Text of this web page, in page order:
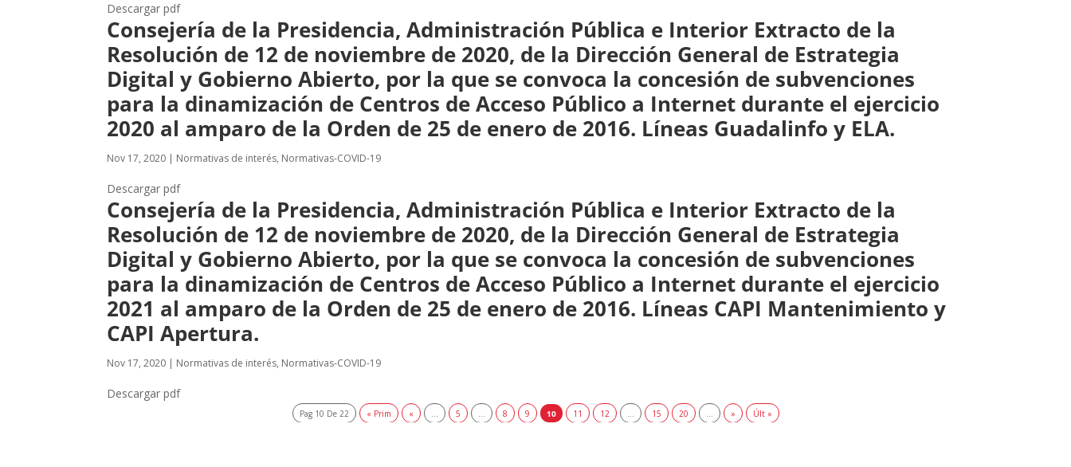
Descargar pdf
Consejería de la Presidencia, Administración Pública e Interior Extracto de la
Resolución de 12 de noviembre de 2020, de la Dirección General de Estrategia
Digital y Gobierno Abierto, por la que se convoca la concesión de subvenciones
para la dinamización de Centros de Acceso Público a Internet durante el ejercicio
2020 al amparo de la Orden de 25 de enero de 2016. Líneas Guadalinfo y ELA.
Nov 17, 2020 | Normativas de interés, Normativas-COVID-19
Descargar pdf
Consejería de la Presidencia, Administración Pública e Interior Extracto de la
Resolución de 12 de noviembre de 2020, de la Dirección General de Estrategia
Digital y Gobierno Abierto, por la que se convoca la concesión de subvenciones
para la dinamización de Centros de Acceso Público a Internet durante el ejercicio
2021 al amparo de la Orden de 25 de enero de 2016. Líneas CAPI Mantenimiento y
CAPI Apertura.
Nov 17, 2020 | Normativas de interés, Normativas-COVID-19
Descargar pdf
Pag 10 De 22 « Prim « 5 8 9 10 11 12 15 20 » Últ »